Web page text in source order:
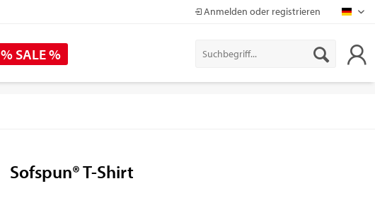
Anmelden oder registrieren
% SALE %
Sofspun® T-Shirt